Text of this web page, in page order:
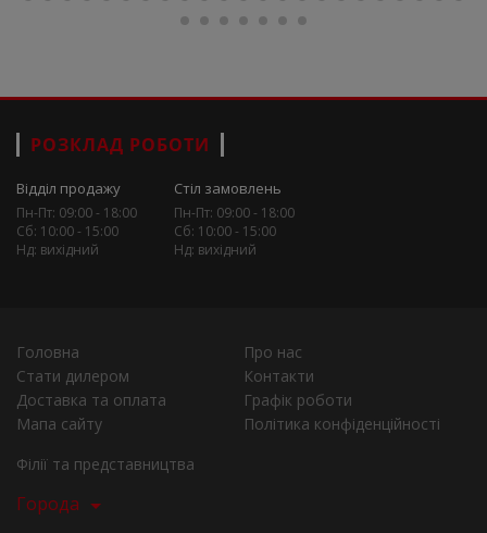
РОЗКЛАД РОБОТИ
Відділ продажу
Пн-Пт: 09:00 - 18:00
Сб: 10:00 - 15:00
Нд: вихідний
Стіл замовлень
Пн-Пт: 09:00 - 18:00
Сб: 10:00 - 15:00
Нд: вихідний
Головна
Про нас
Стати дилером
Контакти
Доставка та оплата
Графік роботи
Мапа сайту
Політика конфіденційності
Філії та представництва
Города